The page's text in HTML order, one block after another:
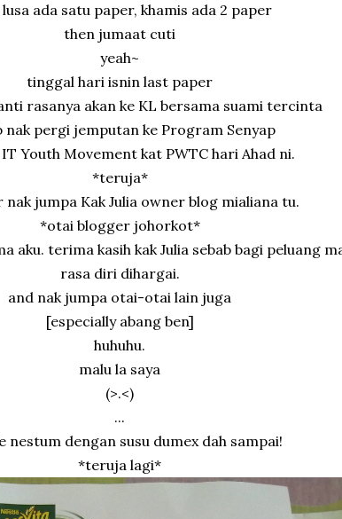
ada satu paper, khamis ada 2 paper
then jumaat cuti
yeah~
tinggal hari isnin last paper
rasanya akan ke KL bersama suami tercinta
nak pergi jemputan ke Program Senyap
Youth Movement kat PWTC hari Ahad ni.
*teruja*
nak jumpa Kak Julia owner blog mialiana tu.
*otai blogger johorkot*
aku. terima kasih kak Julia sebab bagi peluang
rasa diri dihargai.
and nak jumpa otai-otai lain juga
[especially abang ben]
huhuhu.
malu la saya
(>.<)
...
nestum dengan susu dumex dah sampai!
*teruja lagi*